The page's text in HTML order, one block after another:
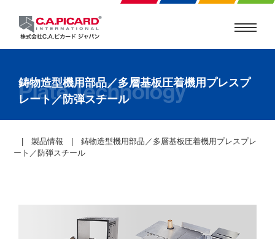
鋳物造型機用部品／多層基板圧着機用プレスプ
レート／防弾スチール
Plate Technology
|製品情報 | 鋳物造型機用部品／多層基板圧着機用プレスプレ
ート／防弾スチール